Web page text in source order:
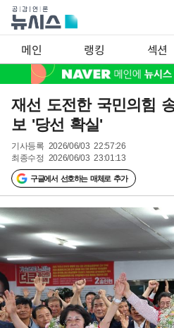
메인 랭킹 섹션
재선 도전한 국민의힘
보 '당선 확실'
기사등록 2026/06/03 22:57:26
최종수정 2026/06/03 23:01:13
구글에서 선호하는 매체로 추가